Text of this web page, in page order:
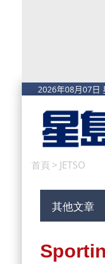
首頁 > JETSO
其他文章